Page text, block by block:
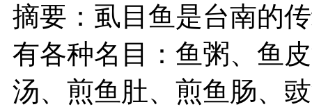
摘要：虱目鱼是台南的
有各种名目：鱼粥、鱼
汤、煎鱼肚、煎鱼肠、